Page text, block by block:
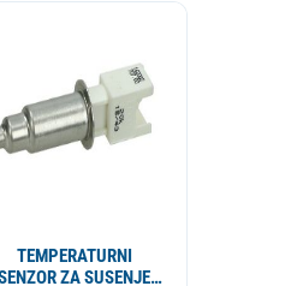
TEMPERATURNI
ZA SUSENJE